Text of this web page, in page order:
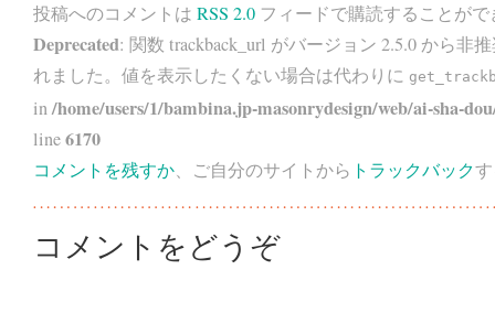
投稿へのコメントは RSS 2.0 フィードで購読することが
Deprecated: 関数 trackback_url がバージョン 2.5.0 から非
れました。値を表示したくない場合は代わりに
in/home/users/1/bambina.jp-masonrydesign/web/ai-sha-
line6170
コメントを残すか、ご自分のサイトから トラックバック
コメントをどうぞ